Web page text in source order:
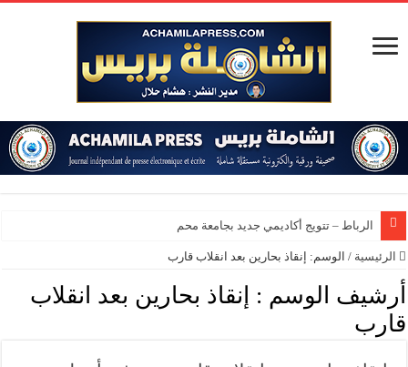
الرباط – تتويج أكاديمي جديد بجامعة محمد الخا
الرئيسية / الوسم: إنقاذ بحارين بعد انقلاب قارب
أرشيف الوسم :
إنقاذ بحارين بعد انقلاب
قارب